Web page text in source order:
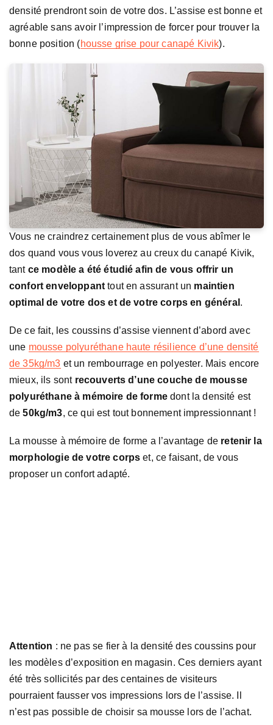
densité prendront soin de votre dos. L’assise est bonne et
agréable sans avoir l’impression de forcer pour trouver la
bonne position (housse grise pour canapé Kivik).
Vous ne craindrez certainement plus de vous abîmer le
dos quand vous vous loverez au creux du canapé Kivik,
tant ce modèle a été étudié afin de vous offrir un
confort enveloppant tout en assurant un maintien
optimal de votre dos et de votre corps en général .
De ce fait, les coussins d’assise viennent d’abord avec
une mousse polyuréthane haute résilience d’une densité
de 35kg/m3 et un rembourrage en polyester. Mais encore
mieux, ils sont recouverts d’une couche de mousse
polyuréthane à mémoire de formedont la densité est
de 50kg/m3, ce qui est tout bonnement impressionnant !
La mousse à mémoire de forme a l’avantage de retenir la
morphologie de votre corps et, ce faisant, de vous
proposer un confort adapté.
Attention : ne pas se fier à la densité des coussins pour
les modèles d’exposition en magasin. Ces derniers ayant
été très sollicités par des centaines de visiteurs
pourraient fausser vos impressions lors de l’assise. Il
n’est pas possible de choisir sa mousse lors de l’achat.